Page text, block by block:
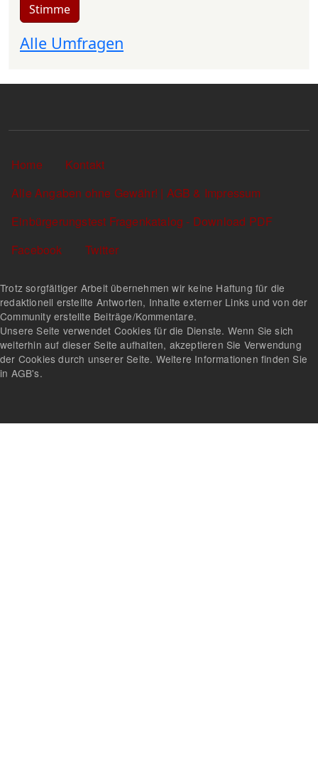
Stimme
Alle Umfragen
Sekundärlinks
Home
Kontakt
Alle Angaben ohne Gewähr! | AGB & Impressum
Einbürgerungstest Fragenkatalog - Download PDF
Facebook
Twitter
Trotz sorgfältiger Arbeit übernehmen wir keine Haftung für die
redaktionell erstellte Antworten, Inhalte externer Links und von der
Community erstellte Beiträge/Kommentare.
Unsere Seite verwendet Cookies für die Dienste. Wenn Sie sich
weiterhin auf dieser Seite aufhalten, akzeptieren Sie Verwendung
der Cookies durch unserer Seite. Weitere Informationen finden Sie
in AGB's.